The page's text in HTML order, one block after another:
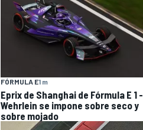
FÓRMULA E1 m
Eprix de Shanghai de Fórmula E 1 -
Wehrlein se impone sobre seco y
sobre mojado